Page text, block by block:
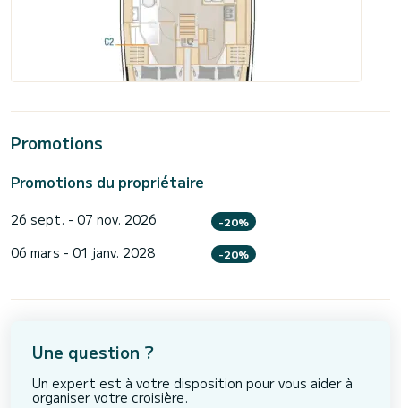
Promotions
Promotions du propriétaire
26 sept. - 07 nov. 2026 -20%
06 mars - 01 janv. 2028 -20%
Une question ?
Un expert est à votre disposition pour vous aider à
organiser votre croisière.